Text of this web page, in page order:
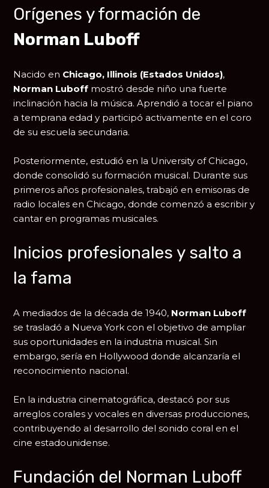
Orígenes y formación de
Norman Luboff
Nacido en Chicago, Illinois (Estados Unidos),
Norman Luboff mostró desde niño una fuerte
inclinación hacia la música. Aprendió a tocar el piano
a temprana edad y participó activamente en el coro
de su escuela secundaria.
Posteriormente, estudió en la University of Chicago,
donde consolidó su formación musical. Durante sus
primeros años profesionales, trabajó en emisoras de
radio locales en Chicago, donde comenzó a escribir y
cantar en programas musicales.
Inicios profesionales y salto a
la fama
A mediados de la década de 1940, Norman Luboff
se trasladó a Nueva York con el objetivo de ampliar
sus oportunidades en la industria musical. Sin
embargo, sería en Hollywood donde alcanzaría el
reconocimiento nacional.
En la industria cinematográfica, destacó por sus
arreglos corales y vocales en diversas producciones,
contribuyendo al desarrollo del sonido coral en el
cine estadounidense.
Fundación del Norman Luboff